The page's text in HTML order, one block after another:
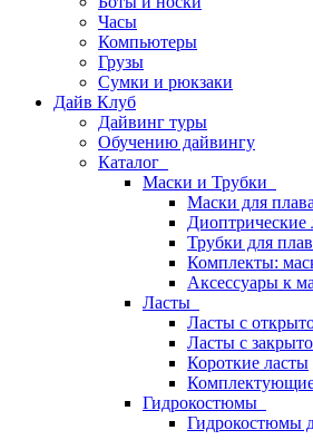
Часы
Компьютеры
Грузы
Сумки и рюкзаки
Дайв Клуб
Дайвинг туры
Обучению дайвингу
Каталог
Маски и Трубки
Маски для
Диоптрические
Трубки для
Комплекты:
Аксессуары к
Ласты
Ласты с
Ласты с
Короткие ласты
Комплектующие
Гидрокостюмы
Гидрокостюмы